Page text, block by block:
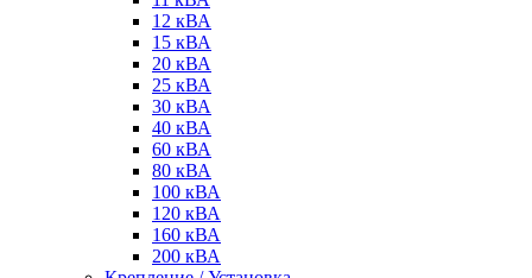
12 кВА
15 кВА
20 кВА
25 кВА
30 кВА
40 кВА
60 кВА
80 кВА
100 кВА
120 кВА
160 кВА
200 кВА